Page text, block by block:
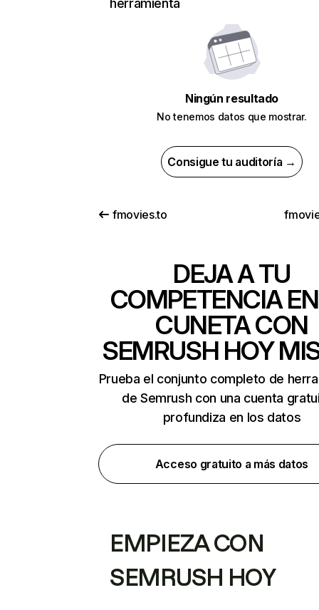
herramienta
Ningún resultado
No tenemos datos que mostrar.
Consigue tu auditoría →
fmovies.to
DEJA A TU
COMPETENCIA
CUNETA CON
SEMRUSH HOY
Prueba el conjunto completo de
de Semrush con una cuenta
profundiza en los datos
Acceso gratuito a más datos
EMPIEZA CON
SEMRUSH HOY